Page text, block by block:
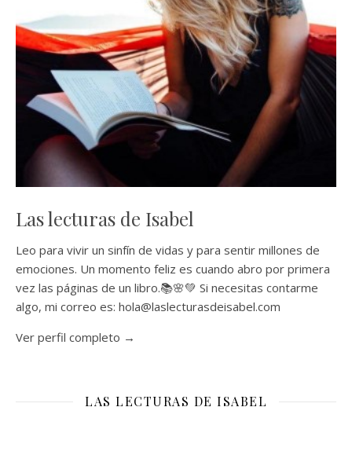
Las lecturas de Isabel
Leo para vivir un sinfín de vidas y para sentir millones de
emociones. Un momento feliz es cuando abro por primera
vez las páginas de un libro.📚🌸💚 Si necesitas contarme
algo, mi correo es: hola@laslecturasdeisabel.com
Ver perfil completo →
LAS LECTURAS DE ISABEL